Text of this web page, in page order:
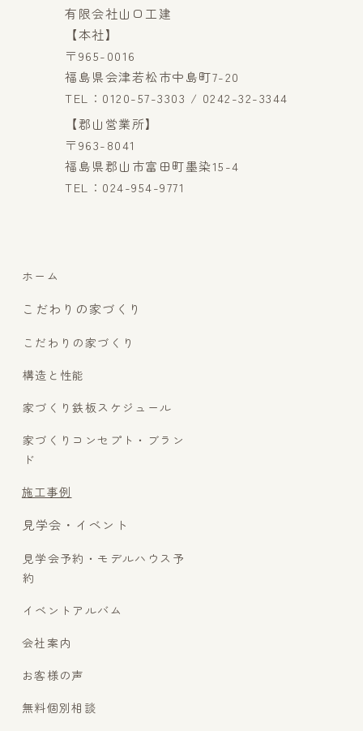
有限会社山口工建
【本社】
〒965-0016
福島県会津若松市中島町7-20
TEL：0120-57-3303 / 0242-32-3344
【郡山営業所】
〒963-8041
福島県郡山市富田町墨染15-4
TEL：024-954-9771
ホーム
こだわりの家づくり
こだわりの家づくり
構造と性能
家づくり鉄板スケジュール
家づくりコンセプト・ブラン
ド
施工事例
見学会・イベント
見学会予約・モデルハウス予
約
イベントアルバム
会社案内
無料個別相談
お客様の声